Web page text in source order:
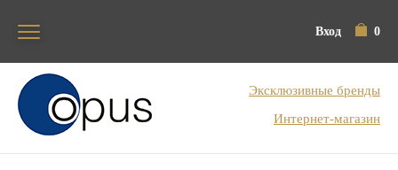
Вход 0
Блок поиска
Эксклюзивные бренды
Интернет-магазин